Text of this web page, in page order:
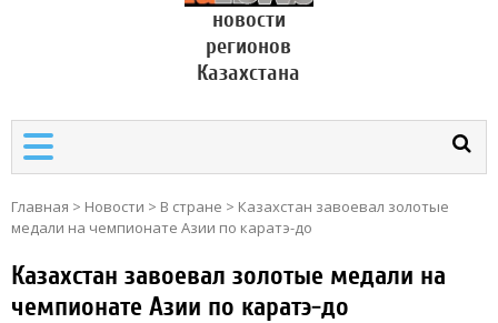
новости
регионов
Казахстана
Главная > Новости > В стране > Казахстан завоевал золотые
медали на чемпионате Азии по каратэ-до
Казахстан завоевал золотые медали на
чемпионате Азии по каратэ-до